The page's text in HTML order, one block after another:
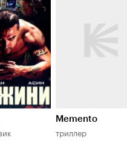
Memento
триллер